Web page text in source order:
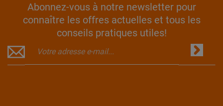
Abonnez-vous à notre newsletter pour
connaître les offres actuelles et tous les
conseils pratiques utiles!